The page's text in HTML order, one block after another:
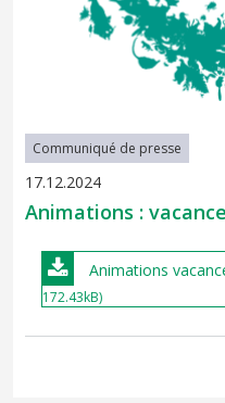
Communiqué de presse
17.12.2024
Animations :
Animations
172.43kB)